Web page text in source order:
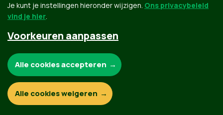
Groen.be
© Copyright Groen 2026 | Gemaakt metNationBuilder
Contact Privacybeleid
Je kunt je instellingen hieronder wijzigen. Ons privacybeleid
vind je hier.
Voorkeuren aanpassen
Functionele en analytische cookies:
Alle cookies accepteren
Alle cookies weigeren